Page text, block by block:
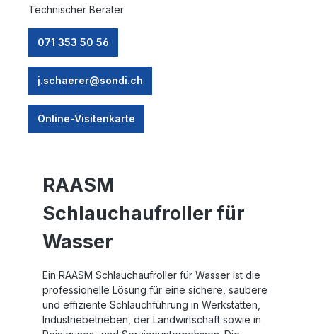
Technischer Berater
071 353 50 56
j.schaerer@sondi.ch
Online-Visitenkarte
RAASM
Schlauchaufroller für
Wasser
Ein RAASM Schlauchaufroller für Wasser ist die
professionelle Lösung für eine sichere, saubere
und effiziente Schlauchführung in Werkstätten,
Industriebetrieben, der Landwirtschaft sowie in